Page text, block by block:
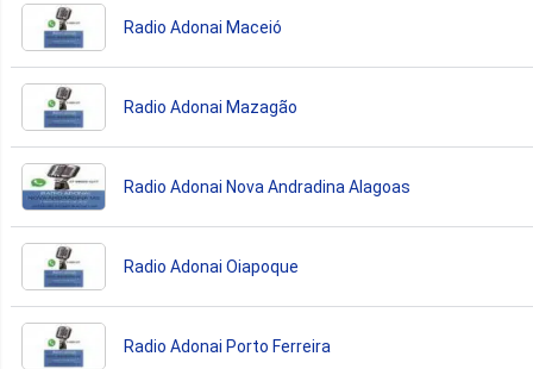
Radio Adonai Maceió
Radio Adonai Mazagão
Radio Adonai Nova Andradina Alagoas
Radio Adonai Oiapoque
Radio Adonai Porto Ferreira